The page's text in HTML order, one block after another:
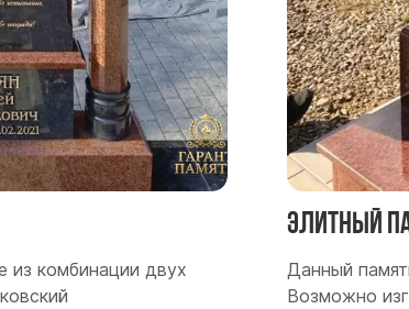
из комбинации двух
Элитный
Данный
Возможно